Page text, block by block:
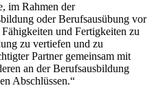
im Rahmen der
oder Berufsausübung vor
und Fertigkeiten zu
zu vertiefen und zu
Partner gemeinsam mit
an der Berufsausbildung
Abschlüssen.“